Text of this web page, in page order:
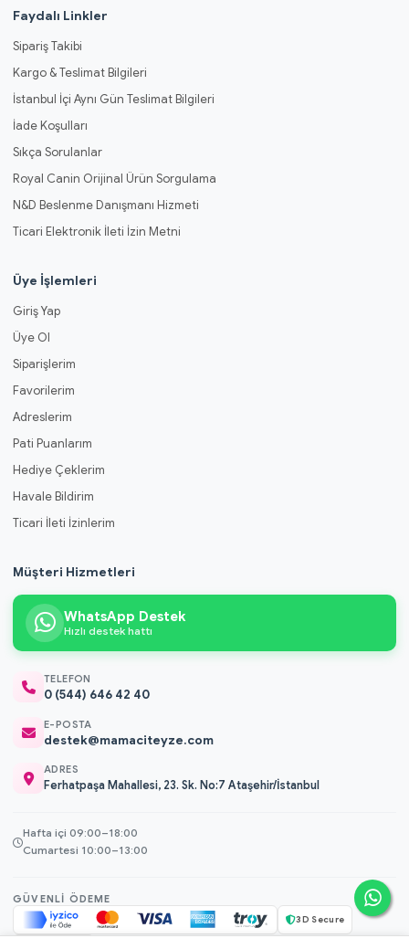
Faydalı Linkler
Sipariş Takibi
Kargo & Teslimat Bilgileri
İstanbul İçi Aynı Gün Teslimat Bilgileri
İade Koşulları
Sıkça Sorulanlar
Royal Canin Orijinal Ürün Sorgulama
N&D Beslenme Danışmanı Hizmeti
Ticari Elektronik İleti İzin Metni
Üye İşlemleri
Giriş Yap
Üye Ol
Siparişlerim
Favorilerim
Adreslerim
Pati Puanlarım
Hediye Çeklerim
Havale Bildirim
Ticari İleti İzinlerim
Müşteri Hizmetleri
WhatsApp Destek
Hızlı destek hattı
TELEFON
0 (544) 646 42 40
E-POSTA
destek@mamaciteyze.com
ADRES
Ferhatpaşa Mahallesi, 23. Sk. No:7 Ataşehir/İstanbul
Hafta içi 09:00–18:00
Cumartesi 10:00–13:00
GÜVENLI ÖDEME
3D Secure